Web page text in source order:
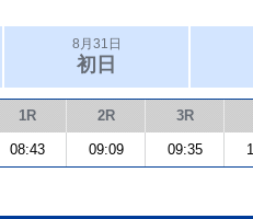
8月31日
初日
1R 2R 3R
08:43 09:09 09:35